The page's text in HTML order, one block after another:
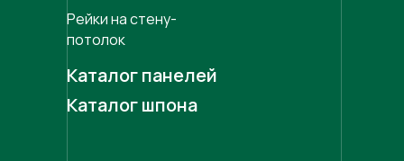
Рейки на стену-
потолок
Каталог панелей
Каталог шпона